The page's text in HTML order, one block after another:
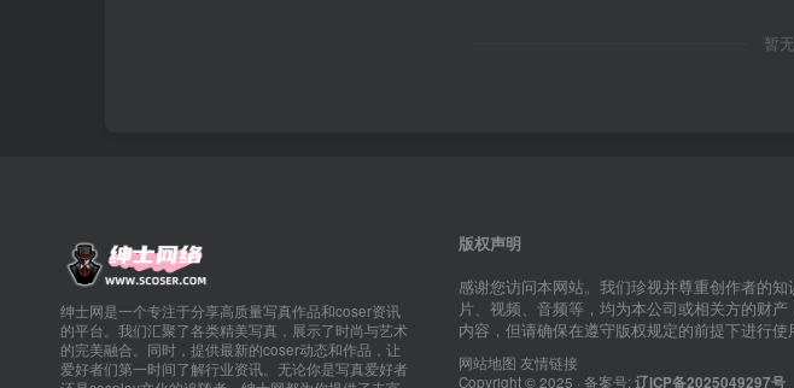
暂
绅士网是一个专注于分享高质量写真作品和coser资讯
的平台。我们汇聚了各类精美写真，展示了时尚与艺术
的完美融合。同时，提供最新的coser动态和作品，让
爱好者们第一时间了解行业资讯。无论你是写真爱好者
版权声明
感谢您访问本网站。我们珍视并尊重创作者的
片、视频、音频等，均为本公司或相关方的财
内容，但请确保在遵守版权规定的前提下进行使
网站地图 友情链接
Copyright © 2025 · 备案号: 辽ICP备2025049297号